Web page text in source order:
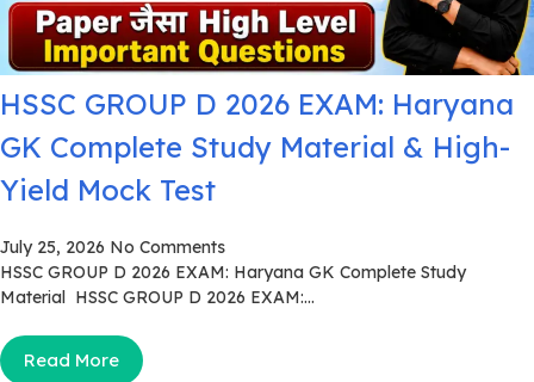
HSSC GROUP D 2026 EXAM: Haryana
GK Complete Study Material & High-
Yield Mock Test
July 25, 2026 No Comments
HSSC GROUP D 2026 EXAM: Haryana GK Complete Study
Material HSSC GROUP D 2026 EXAM:...
Read More